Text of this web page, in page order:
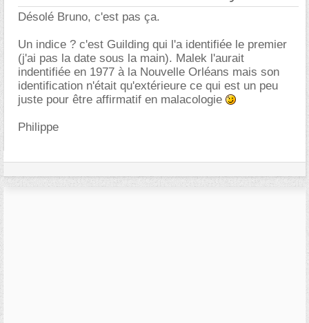
Désolé Bruno, c'est pas ça.
Un indice ? c'est Guilding qui l'a identifiée le premier
(j'ai pas la date sous la main). Malek l'aurait
indentifiée en 1977 à la Nouvelle Orléans mais son
identification n'était qu'extérieure ce qui est un peu
juste pour être affirmatif en malacologie
Philippe